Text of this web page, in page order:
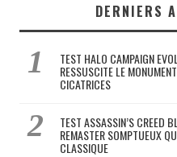
DERNIERS
TEST HALO CAMPAIGN
RESSUSCITE LE
CICATRICES
TEST ASSASSIN’S CREED
REMASTER SOMPTUEUX
CLASSIQUE